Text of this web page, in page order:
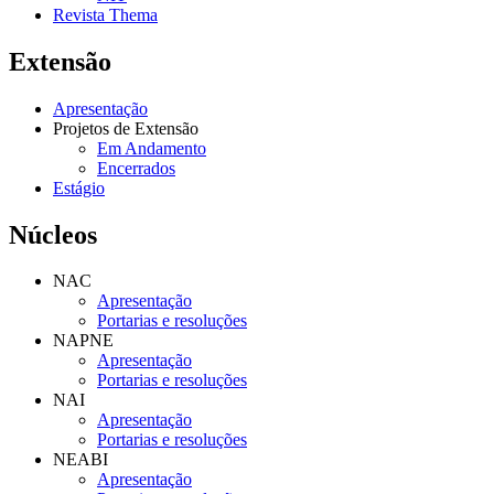
Revista Thema
Extensão
Apresentação
Projetos de Extensão
Em Andamento
Encerrados
Estágio
Núcleos
NAC
Apresentação
Portarias e resoluções
NAPNE
Apresentação
Portarias e resoluções
NAI
Apresentação
Portarias e resoluções
NEABI
Apresentação